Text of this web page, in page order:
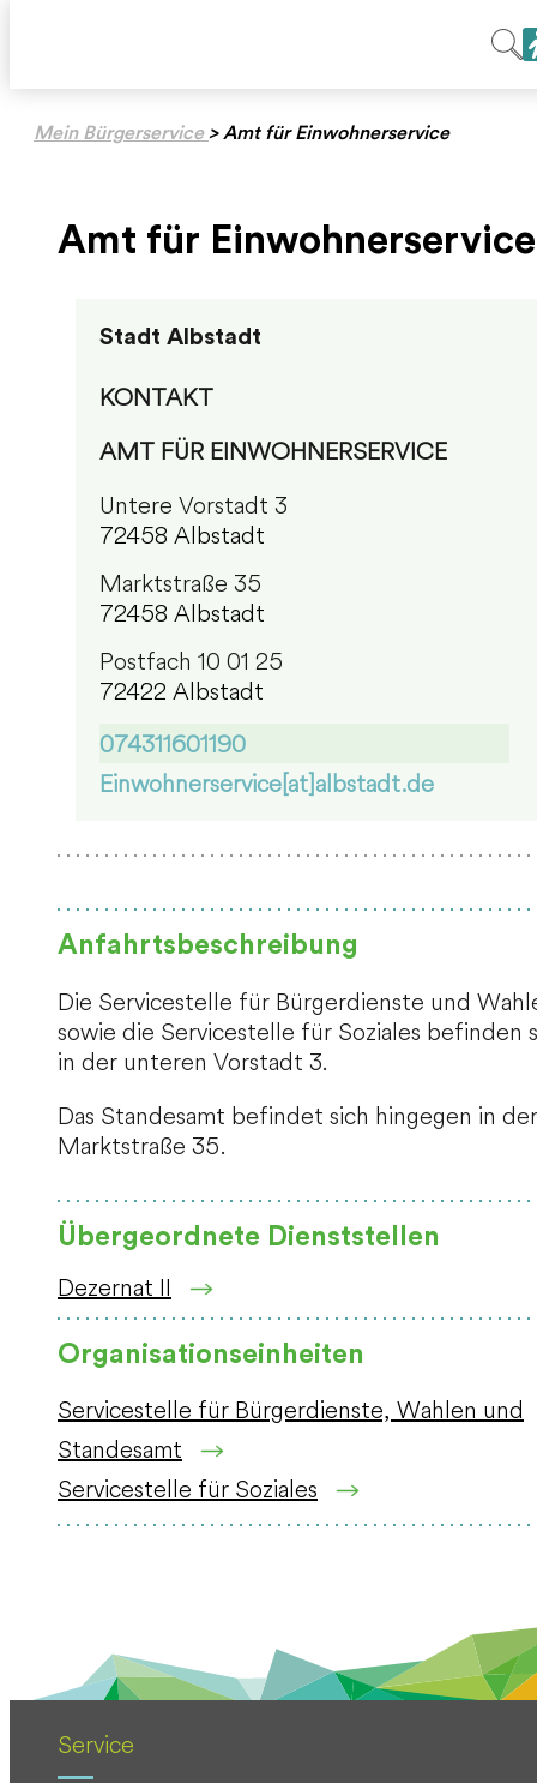
Mein Bürgerservice > Amt für Einwohnerservice
Amt für
Stadt Albstadt
KONTAKT
AMT FÜR EINWOHNERSERVICE
Untere Vorstadt 3
72458 Albstadt
Marktstraße 35
72458 Albstadt
Postfach 10 01 25
72422 Albstadt
074311601190
Einwohnerservice[at]albstadt.de
Anfahrtsbeschreibung
Die Servicestelle für Bürgerdienste und
sowie die Servicestelle für Soziales befinden
in der unteren Vorstadt 3.
Das Standesamt befindet sich hingegen in der
Marktstraße 35.
Übergeordnete Dienststellen
Dezernat II
Organisationseinheiten
Servicestelle für Bürgerdienste, Wahlen und
Standesamt
Servicestelle für Soziales
Service